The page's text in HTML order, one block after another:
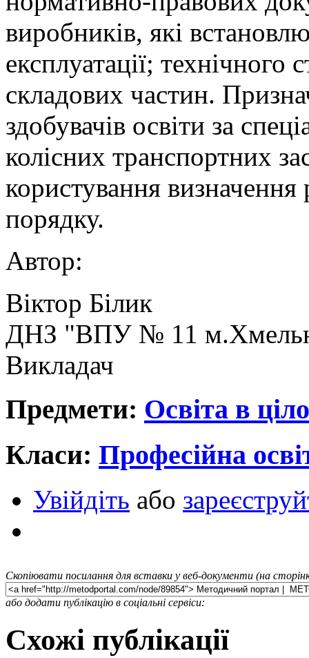
виробників, які
експлуатації; технічного
складових частин.
здобувачів освіти за
колісних транспортних
користування
порядку.
Автор:
Віктор Білик
ДНЗ "ВПУ № 11
Викладач
Предмети: Освіта в
Класи: Професійна
Увійдіть або
Скопіювати посилання для вставки у веб-документи (на
або додати публікацію в соціальні сервіси:
Схожі публікації